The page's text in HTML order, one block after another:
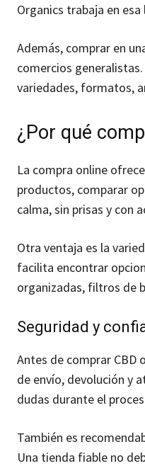
Organics trabaja en
Además, comprar en
comercios
variedades, formatos,
¿Por qué
La compra online
productos, comparar
calma, sin prisas y con
Otra ventaja es la
facilita encontrar
organizadas, filtros de
Seguridad y
Antes de comprar CBD
de envío, devolución y
dudas durante el
También es
Una tienda fiable no